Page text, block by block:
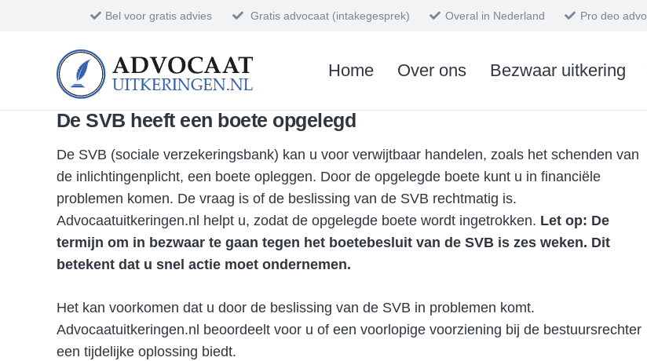
Bel voor gratis advies Gratis advocaat (intakegesprek) Overal in Nederland Pro deo
Home Over ons Bezwaar uitkering
De SVB heeft een boete opgelegd
De SVB (sociale verzekeringsbank) kan u voor verwijtbaar handelen, zoals het schenden van
de inlichtingenplicht, een boete opleggen. Door de opgelegde boete kunt u in financiële
problemen komen. De vraag is of de beslissing van de SVB rechtmatig is.
Advocaatuitkeringen.nl helpt u, zodat de opgelegde boete wordt ingetrokken. Let op: De
termijn om in bezwaar te gaan tegen het boetebesluit van de SVB is zes weken. Dit
betekent dat u snel actie moet ondernemen.
Het kan voorkomen dat u door de beslissing van de SVB in problemen komt.
Advocaatuitkeringen.nl beoordeelt voor u of een voorlopige voorziening bij de bestuursrechter
een tijdelijke oplossing biedt.